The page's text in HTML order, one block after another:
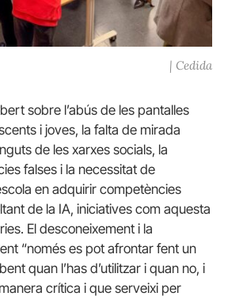
| Cedida
sobre l’abús de les pantalles
i joves, la falta de mirada
de les xarxes socials, la
falses i la necessitat de
en adquirir competències
de la IA, iniciatives com aquesta
El desconeixement i la
“només es pot afrontar fent un
quan l’has d’utilitzar i quan no, i
crítica i que serveixi per